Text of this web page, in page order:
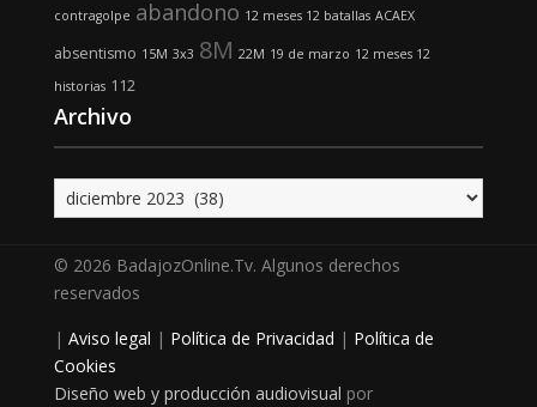
contragolpe abandono 12 meses 12 batallas ACAEX
absentismo 15M 3x3 8M 22M 19 de marzo 12 meses 12
historias 112
Archivo
Archivo
© 2026 BadajozOnline.Tv. Algunos derechos
reservados
| Aviso legal | Política de Privacidad | Política de
Cookies
Diseño web y producción audiovisual por